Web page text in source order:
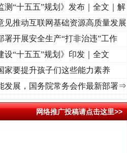
初心使命 奋进复兴征程丨“转折之城”激荡..
测“十五五”规划》发布｜全文｜解
见推动互联网基础资源高质量发展
署开展安全生产“打非治违”工作
设“十五五”规划》印发｜全文
家要提升孩子们这些能力素养
发展，国务院常务会作最新部署⇒
网络推广投稿请点击这里>>